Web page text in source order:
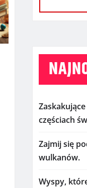
częściach
Zajmij się
wulkanów.
Wyspy,